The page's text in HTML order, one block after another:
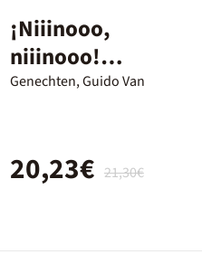
¡Niiinooo,
niiinooo!
Sonidos de
Genechten, Guido Van
21,30€
20,23€